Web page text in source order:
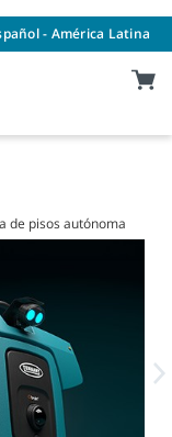
- América Latina
de pisos autónoma